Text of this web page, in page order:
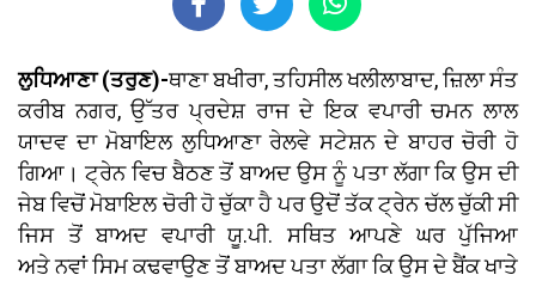
ਲੁਧਿਆਣਾ (ਤਰੁਣ)-ਥਾਣਾ ਬਖੀਰਾ, ਤਹਿਸੀਲ ਖਲੀਲਾਬਾਦ, ਜ਼ਿਲਾ ਸੰਤ
ਕਰੀਬ ਨਗਰ, ਉੱਤਰ ਪ੍ਰਦੇਸ਼ ਰਾਜ ਦੇ ਇਕ ਵਪਾਰੀ ਚਮਨ ਲਾਲ
ਯਾਦਵ ਦਾ ਮੋਬਾਇਲ ਲੁਧਿਆਣਾ ਰੇਲਵੇ ਸਟੇਸ਼ਨ ਦੇ ਬਾਹਰ ਚੋਰੀ ਹੋ
ਗਿਆ। ਟ੍ਰੇਨ ਵਿਚ ਬੈਠਣ ਤੋਂ ਬਾਅਦ ਉਸ ਨੂੰ ਪਤਾ ਲੱਗਾ ਕਿ ਉਸ ਦੀ
ਜੇਬ ਵਿਚੋਂ ਮੋਬਾਇਲ ਚੋਰੀ ਹੋ ਚੁੱਕਾ ਹੈ ਪਰ ਉਦੋਂ ਤੱਕ ਟ੍ਰੇਨ ਚੱਲ ਚੁੱਕੀ ਸੀ
ਜਿਸ ਤੋਂ ਬਾਅਦ ਵਪਾਰੀ ਯੂ.ਪੀ. ਸਥਿਤ ਆਪਣੇ ਘਰ ਪੁੱਜਿਆ
ਅਤੇ ਨਵਾਂ ਸਿਮ ਕਢਵਾਉਣ ਤੋਂ ਬਾਅਦ ਪਤਾ ਲੱਗਾ ਕਿ ਉਸ ਦੇ ਬੈਂਕ ਖਾਤੇ